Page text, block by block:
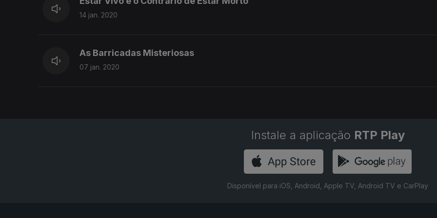
14 jan. 2020
As Barricadas Misteriosas
07 jan. 2020
Instale a aplicação RTP Play
Disponível para iOS, Android, Apple TV, Android TV e CarPlay